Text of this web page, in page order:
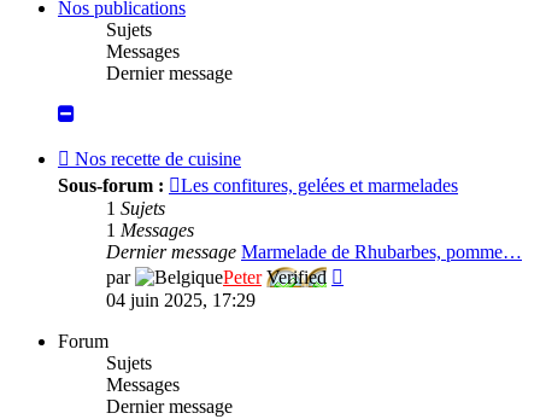
Nos publications
Sujets
Messages
Dernier message
Flux
Nos
recette
cuisine
Nos recette de cuisine
Sous-forum :
Les confitures, gelées et marmelades
1 Sujets
1 Messages
Dernier message Marmelade de Rhubarbes, pomme…
par
Peter Verified
04 juin 2025, 17:29
Forum
Sujets
Messages
Dernier message